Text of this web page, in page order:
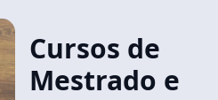
Cursos de
Mestrado e